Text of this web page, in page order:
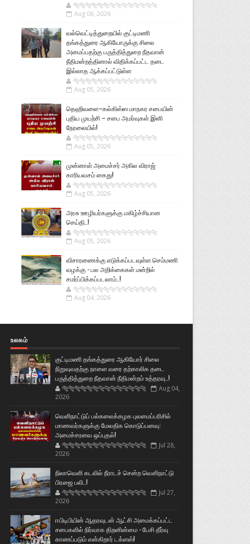
🐅🐅🐅🐅🐅🐅🐆🐆🐆🐆🐆🐆🐆🐆
Aug 06, 2026
வல்வெட்டித்துறையில் குட்டிமணி
தங்கத்துரை ஆகியோருக்கு சிலை
அமைப்பதற்கு பருத்தித்துறை நீதவான்
நீதிமன்றத்தினால் விதிக்கப்பட்ட தடை
இல்லாத ஆக்கப்பட்டுள்ள
🐅🐅🐅🐅🐅🐅🐆🐆🐆🐆🐆🐆🐆🐆
Aug 05, 2026
தெஹிவளை–கல்கிஸ்ஸ மாநகர சபையின்
புதிய முயற்சி – சபை அமர்வுகள் இனி
நேரலையில்!
🐅🐅🐅🐅🐅🐅🐆🐆🐆🐆🐆🐆🐆🐆
Aug 05, 2026
முன்னாள் அமைச்சர் அகில விராஜ்
காரியவசம் கைது!
🐅🐅🐅🐅🐅🐅🐆🐆🐆🐆🐆🐆🐆🐆
Aug 05, 2026
அரசு ஊழியர்களுக்கு மகிழ்ச்சியான
செய்தி..!
🐅🐅🐅🐅🐅🐅🐆🐆🐆🐆🐆🐆🐆🐆
Aug 05, 2026
விசாரணைக்கு எடுக்கப்படவுள்ள செம்மணி
வழக்கு - பல அறிக்கைகள் மன்றில்
சமர்ப்பிக்கப்படலாம்..!
🐅🐅🐅🐅🐅🐅🐆🐆🐆🐆🐆🐆🐆🐆
Aug 04, 2026
உலகம்
குட்டிமணி தங்கத்துரை ஆகியோர் சிலை
நிறுவுவதற்கு நாளை வரை தற்காலிக தடை
பருத்தித்துறை நீதவான் நீதிமன்றம் உத்தரவு..!
🐅🐅🐅🐅🐅🐅🐆🐆🐆🐆🐆🐆🐆🐆
Aug 04,
2026
வெளிநாட்டுப் பல்கலைக்கழக புலமைப்பரிசில்
மாணவர்களுக்கு மேலதிக கொடுப்பனவு:
அமைச்சரவை ஒப்புதல்!
🐅🐅🐅🐅🐅🐅🐆🐆🐆🐆🐆🐆🐆🐆
Jul 28,
2026
நிலாவெளி கடலில் நீராடச் சென்ற வௌிநாட்டு
பிரஜை பலி..!
🐅🐅🐅🐅🐅🐅🐆🐆🐆🐆🐆🐆🐆🐆
Jul 27,
2026
ஈபிடிபியின் ஆதரவுடன் ஆட்சி அமைக்கப்பட்ட
சபைகளில் நிர்வாக திறனின்மை - பேசி தீர்வு
காணப்படும் என்கிறார் டக்ளஸ்!